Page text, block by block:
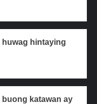
hintaying
buong katawan ay